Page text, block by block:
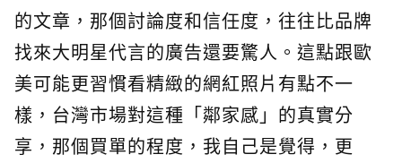
的文章，那個討論度和信任度，往往比品牌
找來大明星代言的廣告還要驚人。這點跟歐
美可能更習慣看精緻的網紅照片有點不一
樣，台灣市場對這種「鄰家感」的真實分
享，那個買單的程度，我自己是覺得，更